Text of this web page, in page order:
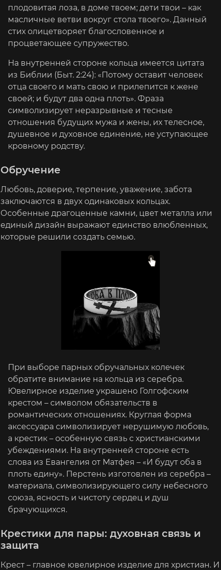
плодовитая лоза, в доме твоем; дети твои – как
масличные ветви вокруг стола твоего». Данный
стих олицетворяет благословенное и
процветающее супружество.
На внутренней стороне кольца имеется цитата
из Библии (Быт. 2:24): «Потому оставит человек
отца своего и мать свою и прилепится к жене
своей; и будут два одна плоть». Фраза
символизирует неразрывные и тесные
отношения будущих мужа и жены, их телесное,
душевное и духовное единение, не уступающее
кровному родству.
Обручение
Любовь, доверие, терпение, уважение, забота
заключаются в двух одинаковых кольцах.
Особенные драгоценные камни, цвет металла или
единый дизайн выражают единство влюбленных,
которые решили создать семью.
При выборе парных обручальных колечек
обратите внимание на кольца из серебра.
Ювелирное изделие украшено Голгофским
крестом – символом обязательств в
романтических отношениях. Круглая форма
аксессуара символизирует нерушимую любовь,
а крестик – особенную связь с христианскими
убеждениями. На внутренней стороне есть
слова из Евангелия от Матфея – «И будут оба в
плоть едину». Перстень изготовлен из серебра –
материала, символизирующего силу небесного
союза, ясность и чистоту сердец и душ
брачующихся.
Крестики для пары: духовная связь и
защита
Крест – главное ювелирное изделие для христиан. И